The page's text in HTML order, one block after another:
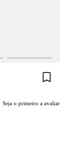
Seja o primeiro a avaliar